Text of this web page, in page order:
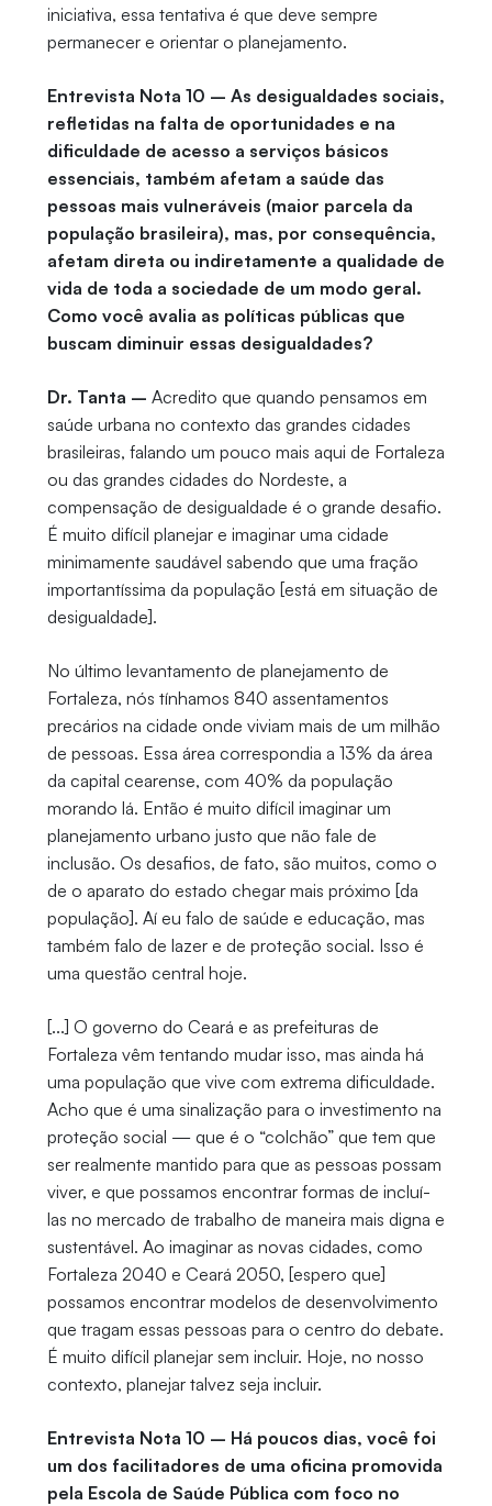
iniciativa, essa tentativa é que deve sempre
permanecer e orientar o planejamento.
Entrevista Nota 10 – As desigualdades sociais,
refletidas na falta de oportunidades e na
dificuldade de acesso a serviços básicos
essenciais, também afetam a saúde das
pessoas mais vulneráveis (maior parcela da
população brasileira), mas, por consequência,
afetam direta ou indiretamente a qualidade de
vida de toda a sociedade de um modo geral.
Como você avalia as políticas públicas que
buscam diminuir essas desigualdades?
Dr. Tanta – Acredito que quando pensamos em
saúde urbana no contexto das grandes cidades
brasileiras, falando um pouco mais aqui de Fortaleza
ou das grandes cidades do Nordeste, a
compensação de desigualdade é o grande desafio.
É muito difícil planejar e imaginar uma cidade
minimamente saudável sabendo que uma fração
importantíssima da população [está em situação de
desigualdade].
No último levantamento de planejamento de
Fortaleza, nós tínhamos 840 assentamentos
precários na cidade onde viviam mais de um milhão
de pessoas. Essa área correspondia a 13% da área
da capital cearense, com 40% da população
morando lá. Então é muito difícil imaginar um
planejamento urbano justo que não fale de
inclusão. Os desafios, de fato, são muitos, como o
de o aparato do estado chegar mais próximo [da
população]. Aí eu falo de saúde e educação, mas
também falo de lazer e de proteção social. Isso é
uma questão central hoje.
[...] O governo do Ceará e as prefeituras de
Fortaleza vêm tentando mudar isso, mas ainda há
uma população que vive com extrema dificuldade.
Acho que é uma sinalização para o investimento na
proteção social — que é o “colchão” que tem que
ser realmente mantido para que as pessoas possam
viver, e que possamos encontrar formas de incluí-
las no mercado de trabalho de maneira mais digna e
sustentável. Ao imaginar as novas cidades, como
Fortaleza 2040 e Ceará 2050, [espero que]
possamos encontrar modelos de desenvolvimento
que tragam essas pessoas para o centro do debate.
É muito difícil planejar sem incluir. Hoje, no nosso
contexto, planejar talvez seja incluir.
Entrevista Nota 10 – Há poucos dias, você foi
um dos facilitadores de uma oficina promovida
pela Escola de Saúde Pública com foco no